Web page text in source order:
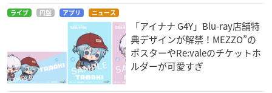
ライブ 円盤 アプリ ニュース
「アイナナ G4Y」Blu-ray店舗特
典デザインが解禁！MEZZO”の
ポスターやRe:valeのチケットホ
ルダーが可愛すぎ